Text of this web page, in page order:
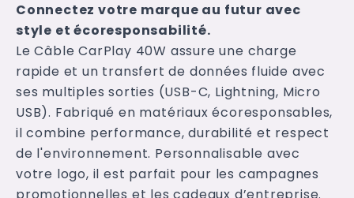
Connectez votre marque au futur avec
style et écoresponsabilité.
Le Câble CarPlay 40W assure une charge
rapide et un transfert de données fluide avec
ses multiples sorties (USB-C, Lightning, Micro
USB). Fabriqué en matériaux écoresponsables,
il combine performance, durabilité et respect
de l'environnement. Personnalisable avec
votre logo, il est parfait pour les campagnes